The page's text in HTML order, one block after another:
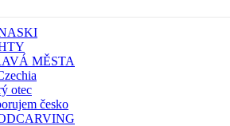
MĚSTA
otec
česko